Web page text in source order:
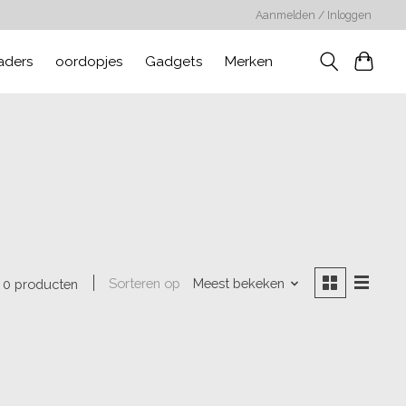
Aanmelden / Inloggen
oordopjes Gadgets Merken
0 producten Sorteren op Meest bekeken